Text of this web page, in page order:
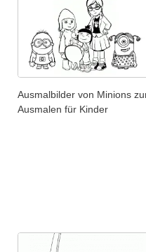
Ausmalbilder von Minions
Ausmalen für Kinder